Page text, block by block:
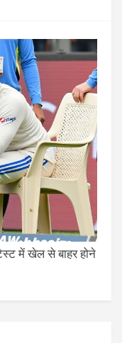
में खेल से बाहर होने